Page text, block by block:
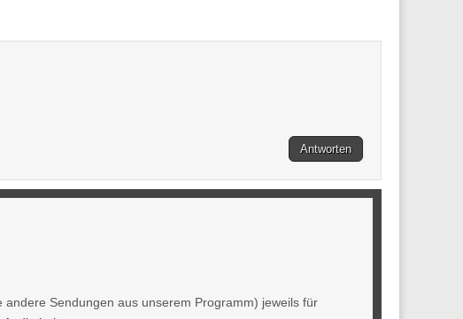
Antworten
Sendungen aus unserem Programm) jeweils für